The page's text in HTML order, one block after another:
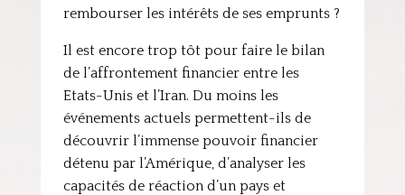
rembourser les intérêts de ses emprunts ?
Il est encore trop tôt pour faire le bilan
de l’affrontement financier entre les
Etats-Unis et l’Iran. Du moins les
événements actuels permettent-ils de
découvrir l’immense pouvoir financier
détenu par l’Amérique, d’analyser les
capacités de réaction d’un pays et